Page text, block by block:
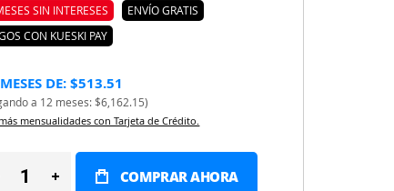
SIN INTERESES
ENVÍO GRATIS
CON KUESKI PAY
DE: $513.51
a 12 meses: $6,162.15)
mensualidades con Tarjeta de Crédito.
COMPRAR AHORA